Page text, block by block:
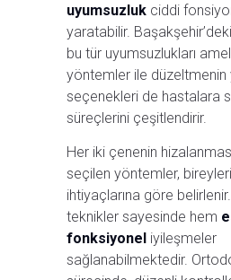
uyumsuzluk ciddi
yaratabilir.
bu tür uyumsuzlukları
yöntemler ile düzeltmenin
seçenekleri de hastalara
süreçlerini çeşitlendirir.
Her iki çenenin
seçilen yöntemler,
ihtiyaçlarına göre
teknikler sayesinde hem
fonksiyonel iyileşmeler
sağlanabilmektedir.